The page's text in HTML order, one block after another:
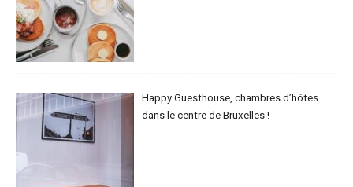
Happy Guesthouse, chambres d’hôtes
dans le centre de Bruxelles !